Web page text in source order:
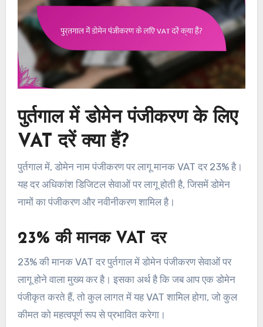
पुर्तगाल में डोमेन पंजीकरण के लिए
VAT दरें क्या हैं?
पुर्तगाल में, डोमेन नाम पंजीकरण पर लागू मानक VAT दर 23% है।
यह दर अधिकांश डिजिटल सेवाओं पर लागू होती है, जिसमें डोमेन
नामों का पंजीकरण और नवीनीकरण शामिल है।
23% की मानक VAT दर
23% की मानक VAT दर पुर्तगाल में डोमेन पंजीकरण सेवाओं पर
लागू होने वाला मुख्य कर है। इसका अर्थ है कि जब आप एक डोमेन
पंजीकृत करते हैं, तो कुल लागत में यह VAT शामिल होगा, जो कुल
कीमत को महत्वपूर्ण रूप से प्रभावित करेगा।